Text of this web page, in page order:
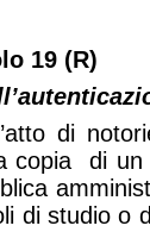
19 (R)
di
copia di
di studio o